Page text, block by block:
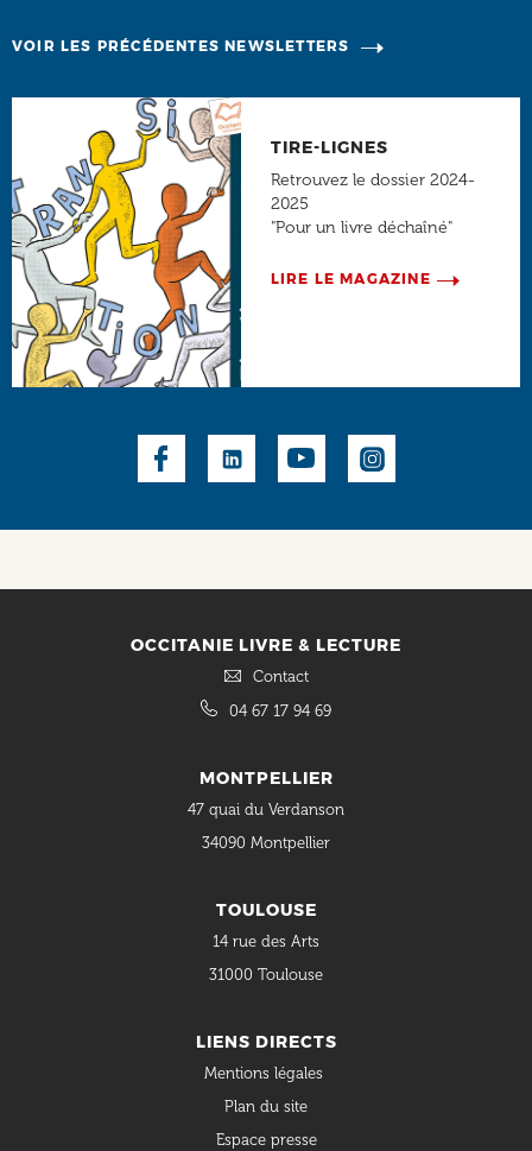
VOIR LES PRÉCÉDENTES NEWSLETTERS
TIRE-LIGNES
Retrouvez le dossier 2024-
2025
"Pour un livre déchaîné"
LIRE LE MAGAZINE
OCCITANIE LIVRE & LECTURE
Contact
04 67 17 94 69
MONTPELLIER
47 quai du Verdanson
34090 Montpellier
TOULOUSE
14 rue des Arts
31000 Toulouse
LIENS DIRECTS
Mentions légales
Plan du site
Espace presse